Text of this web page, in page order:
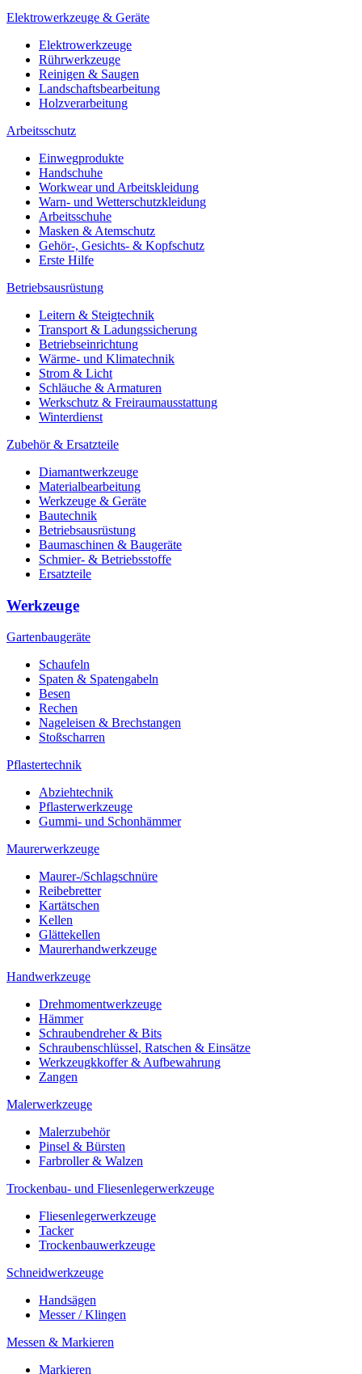
Elektrowerkzeuge & Geräte
Elektrowerkzeuge
Rührwerkzeuge
Reinigen & Saugen
Landschaftsbearbeitung
Holzverarbeitung
Arbeitsschutz
Einwegprodukte
Handschuhe
Workwear und Arbeitskleidung
Warn- und Wetterschutzkleidung
Arbeitsschuhe
Masken & Atemschutz
Gehör-, Gesichts- & Kopfschutz
Erste Hilfe
Betriebsausrüstung
Leitern & Steigtechnik
Transport & Ladungssicherung
Betriebseinrichtung
Wärme- und Klimatechnik
Strom & Licht
Schläuche & Armaturen
Werkschutz & Freiraumausstattung
Winterdienst
Zubehör & Ersatzteile
Diamantwerkzeuge
Materialbearbeitung
Werkzeuge & Geräte
Bautechnik
Betriebsausrüstung
Baumaschinen & Baugeräte
Schmier- & Betriebsstoffe
Ersatzteile
Werkzeuge
Gartenbaugeräte
Schaufeln
Spaten & Spatengabeln
Besen
Rechen
Nageleisen & Brechstangen
Stoßscharren
Pflastertechnik
Abziehtechnik
Pflasterwerkzeuge
Gummi- und Schonhämmer
Maurerwerkzeuge
Maurer-/Schlagschnüre
Reibebretter
Kartätschen
Kellen
Glättekellen
Maurerhandwerkzeuge
Handwerkzeuge
Drehmomentwerkzeuge
Hämmer
Schraubendreher & Bits
Schraubenschlüssel, Ratschen & Einsätze
Werkzeugkkoffer & Aufbewahrung
Zangen
Malerwerkzeuge
Malerzubehör
Pinsel & Bürsten
Farbroller & Walzen
Trockenbau- und Fliesenlegerwerkzeuge
Fliesenlegerwerkzeuge
Tacker
Trockenbauwerkzeuge
Schneidwerkzeuge
Handsägen
Messer / Klingen
Messen & Markieren
Markieren